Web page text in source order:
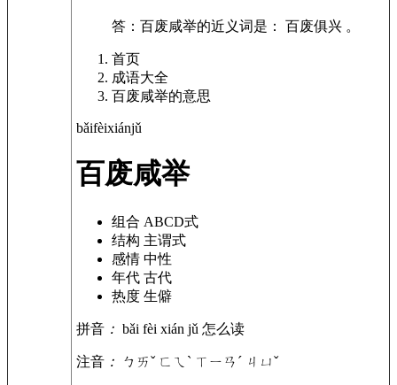
答：百废咸举的近义词是： 百废俱兴 。
首页
成语大全
百废咸举的意思
bǎifèixiánjǔ
百废咸举
组合 ABCD式
结构 主谓式
感情 中性
年代 古代
热度 生僻
拼音 ： bǎi fèi xián jǔ 怎么读
注音 ： ㄅㄞˇ ㄈㄟˋ ㄒㄧㄢˊ ㄐㄩˇ